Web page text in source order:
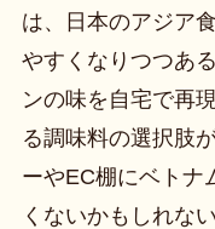
は、日本のアジア
やすくなりつつあ
ンの味を自宅で再
る調味料の選択肢
ーやEC棚にベトナ
くないかもしれない